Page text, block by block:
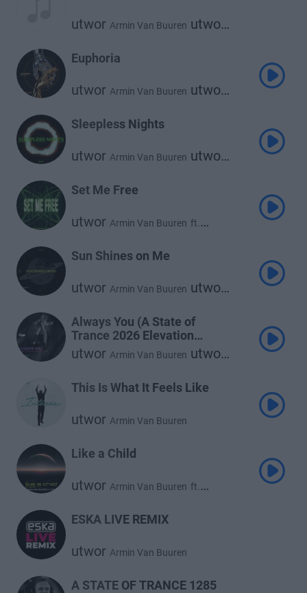
utwor Armin Van Buuren utwor
Euphoria
utwor Armin Van Buuren utwor
Sleepless Nights
utwor Armin Van Buuren utwor
Libby Whitehouse
Set Me Free
utwor Armin Van Buuren ft.
Sun Shines on Me
utwor Armin Van Buuren utwor
Always You (A State of
Trance 2026 Elevation
Anthem)
utwor Armin Van Buuren utwor
This Is What It Feels Like
utwor Armin Van Buuren
Like a Child
utwor Armin Van Buuren ft.
ESKA LIVE REMIX
utwor Armin Van Buuren
A STATE OF TRANCE 1285